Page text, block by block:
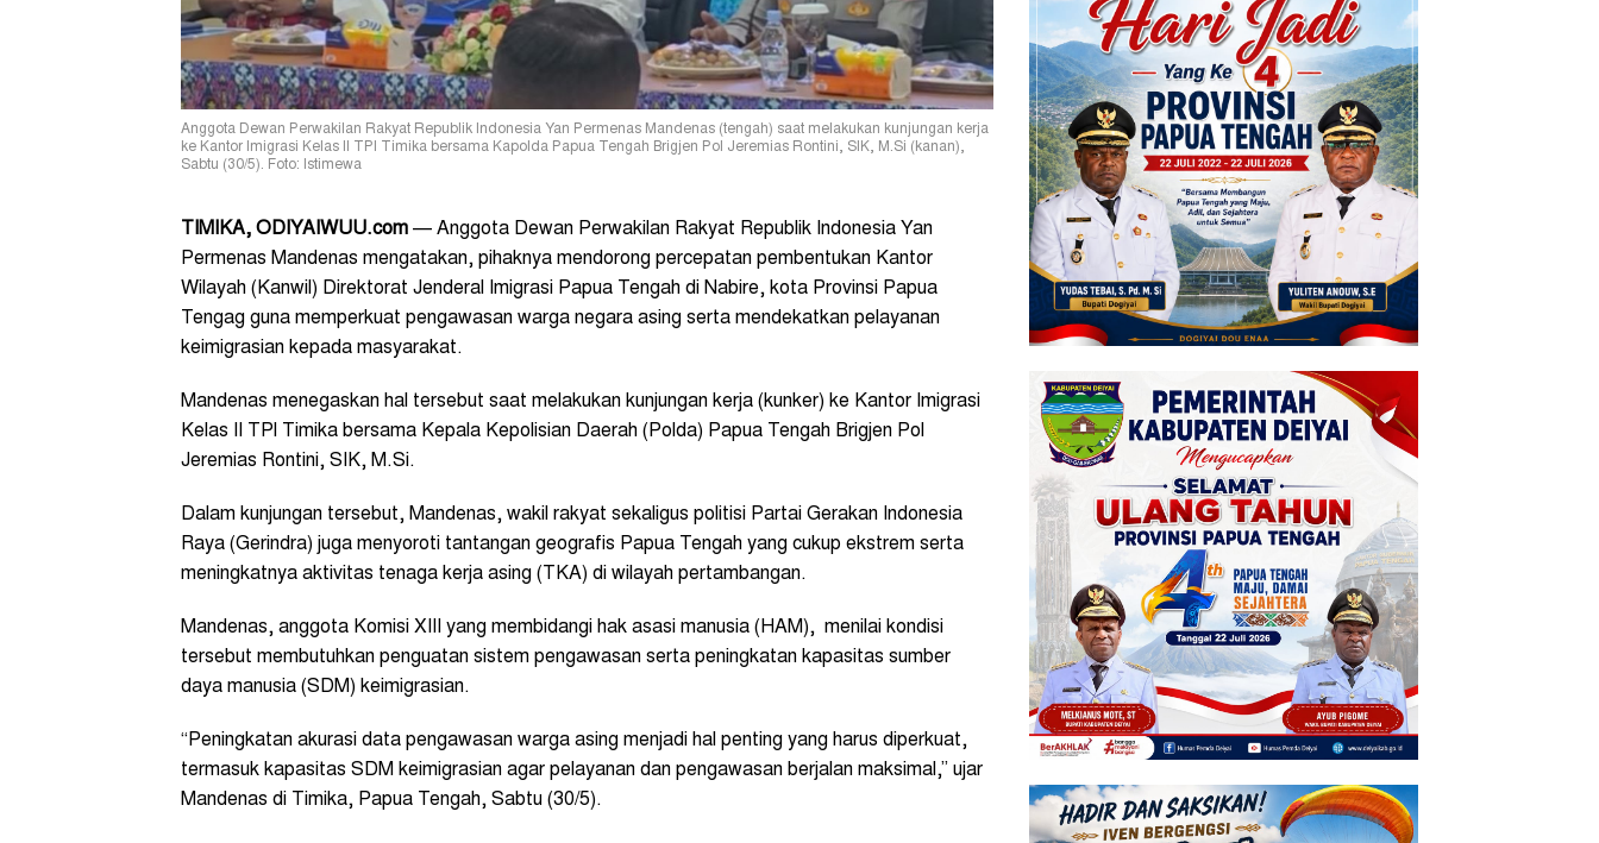
Anggota Dewan Perwakilan Rakyat Republik Indonesia Yan Permenas Mandenas (tengah) saat melakukan kunjungan kerja
ke Kantor Imigrasi Kelas II TPI Timika bersama Kapolda Papua Tengah Brigjen Pol Jeremias Rontini, SIK, M.Si (kanan),
Sabtu (30/5). Foto: Istimewa
TIMIKA, ODIYAIWUU.com — Anggota Dewan Perwakilan Rakyat Republik Indonesia Yan
Permenas Mandenas mengatakan, pihaknya mendorong percepatan pembentukan Kantor
Wilayah (Kanwil) Direktorat Jenderal Imigrasi Papua Tengah di Nabire, kota Provinsi Papua
Tengag guna memperkuat pengawasan warga negara asing serta mendekatkan pelayanan
keimigrasian kepada masyarakat.
Mandenas menegaskan hal tersebut saat melakukan kunjungan kerja (kunker) ke Kantor Imigrasi
Kelas II TPI Timika bersama Kepala Kepolisian Daerah (Polda) Papua Tengah Brigjen Pol
Jeremias Rontini, SIK, M.Si.
Dalam kunjungan tersebut, Mandenas, wakil rakyat sekaligus politisi Partai Gerakan Indonesia
Raya (Gerindra) juga menyoroti tantangan geografis Papua Tengah yang cukup ekstrem serta
meningkatnya aktivitas tenaga kerja asing (TKA) di wilayah pertambangan.
Mandenas, anggota Komisi XIII yang membidangi hak asasi manusia (HAM), menilai kondisi
tersebut membutuhkan penguatan sistem pengawasan serta peningkatan kapasitas sumber
daya manusia (SDM) keimigrasian.
“Peningkatan akurasi data pengawasan warga asing menjadi hal penting yang harus diperkuat,
termasuk kapasitas SDM keimigrasian agar pelayanan dan pengawasan berjalan maksimal,” ujar
Mandenas di Timika, Papua Tengah, Sabtu (30/5).